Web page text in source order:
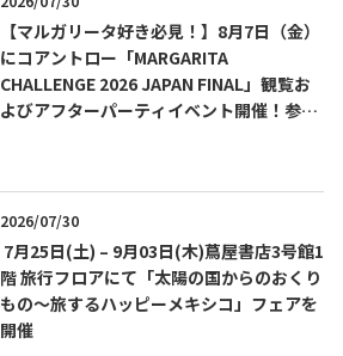
【マルガリータ好き必見！】8月7日（金）
にコアントロー「MARGARITA
CHALLENGE 2026 JAPAN FINAL」観覧お
よびアフターパーティイベント開催！参加
2026/07/30
7月25日(土) – 9月03日(木)蔦屋書店3号館1
階 旅行フロアにて「太陽の国からのおくり
もの～旅するハッピーメキシコ」フェアを
開催